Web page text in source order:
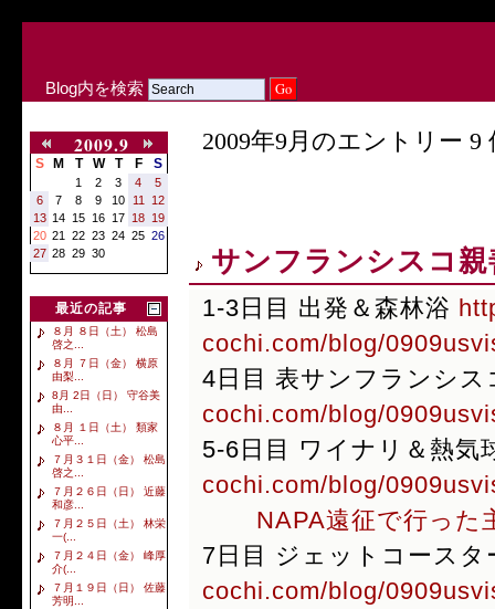
Blog内を検索
2009.9
S M T W T F S
1 2 3 4
5
6
7 8 9 10 11
12
13 14 15 16 17 18 19
20 21 22 23 24 25 26
27 28 29 30
最近の記事
８月 ８日（土） 松島
啓之...
８月 ７日（金） 横原
由梨...
8月 2日（日） 守谷美
由...
８月 １日（土） 類家
心平...
７月３１日（金） 松島
啓之...
７月２６日（日） 近藤
和彦...
７月２５日（土） 林栄
一(...
７月２４日（金） 峰厚
介(...
７月１９日（日） 佐藤
芳明...
2009年9月のエントリー 9
サンフランシスコ親
1-3日目 出発＆森林浴
cochi.com/blog/
4日目 表サンフランシ
cochi.com/blog/
5-6日目 ワイナリ＆熱気
cochi.com/blog/
NAPA遠征で行った
7日目 ジェットコース
cochi.com/blog/